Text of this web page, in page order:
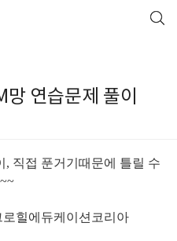
연습문제 풀이
직접 푼거기때문에 틀릴 수
힐에듀케이션코리아